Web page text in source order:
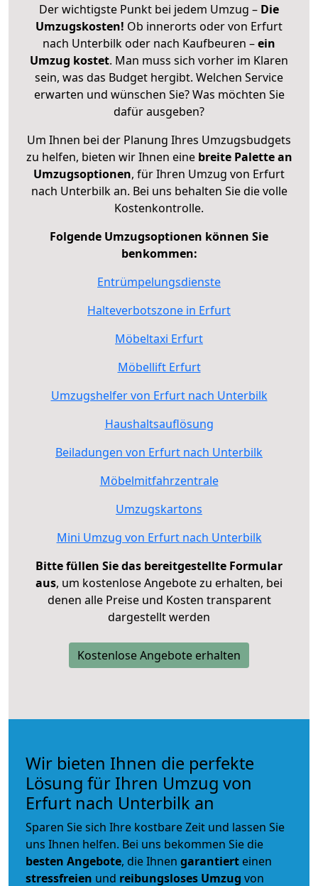
Der wichtigste Punkt bei jedem Umzug – Die
Umzugskosten! Ob innerorts oder von Erfurt
nach Unterbilk oder nach Kaufbeuren –ein
Umzug kostet. Man muss sich vorher im Klaren
sein, was das Budget hergibt. Welchen Service
erwarten und wünschen Sie? Was möchten Sie
dafür ausgeben?
Um Ihnen bei der Planung Ihres Umzugsbudgets
zu helfen, bieten wir Ihnen eine breite Palette an
Umzugsoptionen, für Ihren Umzug von Erfurt
nach Unterbilk an. Bei uns behalten Sie die volle
Kostenkontrolle.
Folgende Umzugsoptionen können Sie
benkommen:
Entrümpelungsdienste
Halteverbotszone in Erfurt
Möbeltaxi Erfurt
Möbellift Erfurt
Umzugshelfer von Erfurt nach Unterbilk
Haushaltsauflösung
Beiladungen von Erfurt nach Unterbilk
Möbelmitfahrzentrale
Umzugskartons
Mini Umzug von Erfurt nach Unterbilk
Bitte füllen Sie das bereitgestellte Formular
aus, um kostenlose Angebote zu erhalten, bei
denen alle Preise und Kosten transparent
dargestellt werden
Kostenlose Angebote erhalten
Wir bieten Ihnen die perfekte
Lösung für Ihren Umzug von
Erfurt nach Unterbilk an
Sparen Sie sich Ihre kostbare Zeit und lassen Sie
uns Ihnen helfen. Bei uns bekommen Sie die
besten Angebote, die Ihnen garantiert einen
stressfreien und reibungsloses Umzug von